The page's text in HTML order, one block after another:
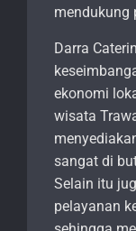
mendukung
Darra
ekonomi
wisata
sangat di
Selain itu
pelayanan